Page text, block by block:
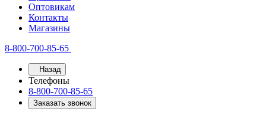
Оптовикам
Контакты
Магазины
8-800-700-85-65
Назад
Телефоны
8-800-700-85-65
Заказать звонок